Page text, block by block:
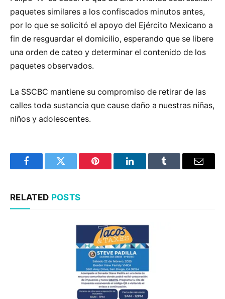
paquetes similares a los confiscados minutos antes,
por lo que se solicitó el apoyo del Ejército Mexicano a
fin de resguardar el domicilio, esperando que se libere
una orden de cateo y determinar el contenido de los
paquetes observados.
La SSCBC mantiene su compromiso de retirar de las
calles toda sustancia que cause daño a nuestras niñas,
niños y adolescentes.
FacebookTwitter Pinterest LinkedInTumblr Email
RELATED POSTS